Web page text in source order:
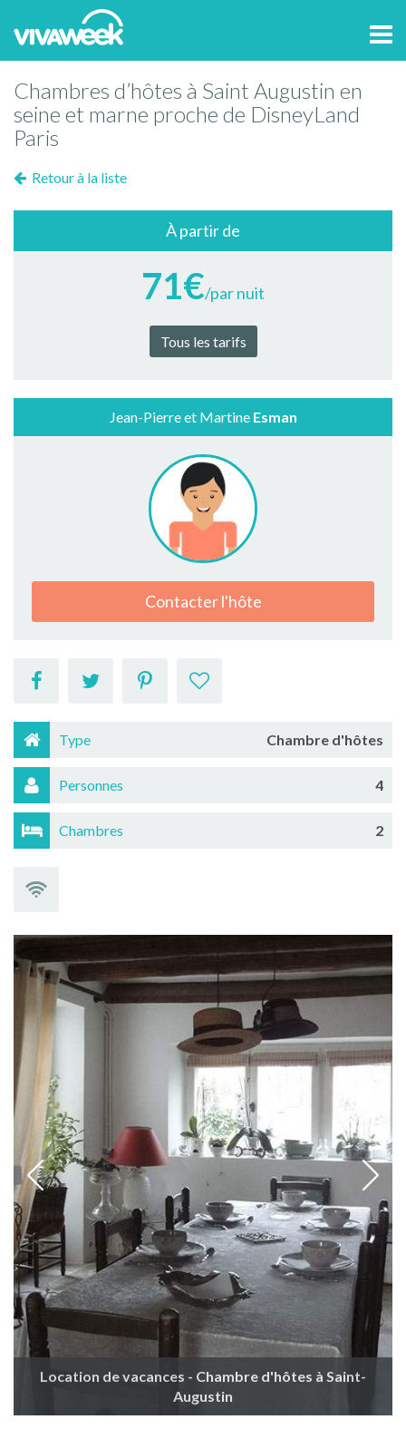
Chambres d’hôtes à Saint Augustin en
seine et marne proche de DisneyLand
Paris
Retour à la liste
À partir de
71€/par nuit
Tous les tarifs
Jean-Pierre et Martine Esman
Contacter l'hôte
Type Chambre d'hôtes
Personnes 4
Chambres 2
Location de vacances - Chambre d'hôtes à Saint-
Augustin